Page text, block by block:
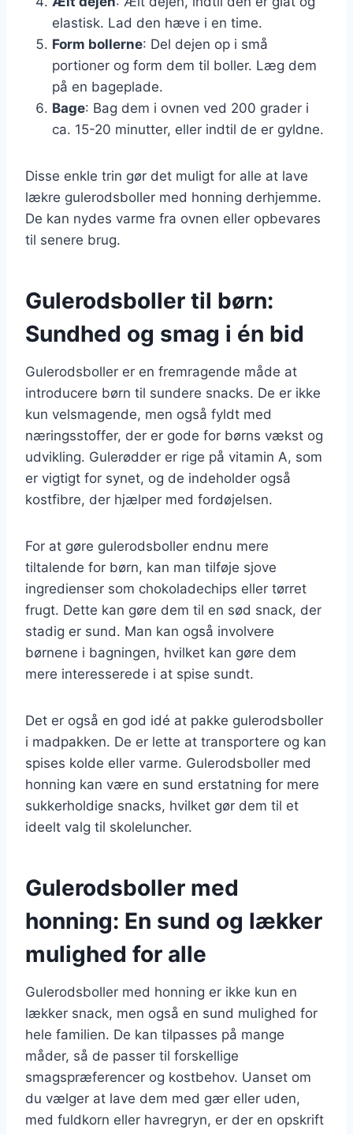
elastisk. Lad den hæve i en time.
Form bollerne: Del dejen op i små
portioner og form dem til boller. Læg dem
på en bageplade.
Bage: Bag dem i ovnen ved 200 grader i
ca. 15-20 minutter, eller indtil de er gyldne.
Disse enkle trin gør det muligt for alle at lave
lækre gulerodsboller med honning derhjemme.
De kan nydes varme fra ovnen eller opbevares
til senere brug.
Gulerodsboller til børn:
Sundhed og smag i én bid
Gulerodsboller er en fremragende måde at
introducere børn til sundere snacks. De er ikke
kun velsmagende, men også fyldt med
næringsstoffer, der er gode for børns vækst og
udvikling. Gulerødder er rige på vitamin A, som
er vigtigt for synet, og de indeholder også
kostfibre, der hjælper med fordøjelsen.
For at gøre gulerodsboller endnu mere
tiltalende for børn, kan man tilføje sjove
ingredienser som chokoladechips eller tørret
frugt. Dette kan gøre dem til en sød snack, der
stadig er sund. Man kan også involvere
børnene i bagningen, hvilket kan gøre dem
mere interesserede i at spise sundt.
Det er også en god idé at pakke gulerodsboller
i madpakken. De er lette at transportere og kan
spises kolde eller varme. Gulerodsboller med
honning kan være en sund erstatning for mere
sukkerholdige snacks, hvilket gør dem til et
ideelt valg til skoleluncher.
Gulerodsboller med
honning: En sund og lækker
mulighed for alle
Gulerodsboller med honning er ikke kun en
lækker snack, men også en sund mulighed for
hele familien. De kan tilpasses på mange
måder, så de passer til forskellige
smagspræferencer og kostbehov. Uanset om
du vælger at lave dem med gær eller uden,
med fuldkorn eller havregryn, er der en opskrift